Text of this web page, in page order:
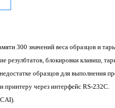
300 значений веса образцов и
резулбтатов, блокировки клавиш,
образцов для выполнения
через интерфейс RS-232C.